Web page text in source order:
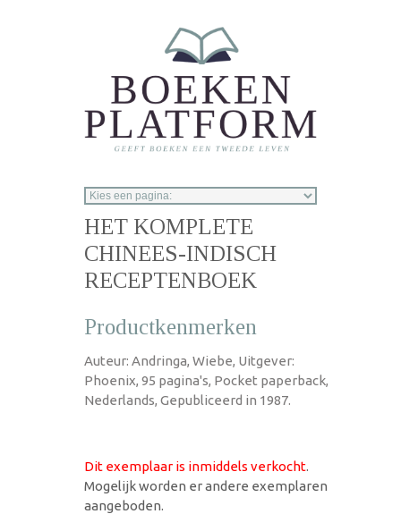
HET KOMPLETE
CHINEES-INDISCH
RECEPTENBOEK
Productkenmerken
Auteur: Andringa, Wiebe, Uitgever:
Phoenix, 95 pagina's, Pocket paperback,
Nederlands, Gepubliceerd in 1987.
Dit exemplaar is inmiddels verkocht.
Mogelijk worden er andere exemplaren
aangeboden.